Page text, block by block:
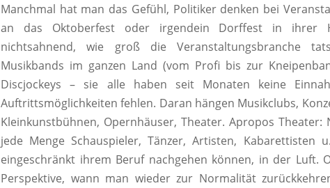
Manchmal hat man das Gefühl, Politiker denken bei
an das Oktoberfest oder irgendein Dorffest in ihrer
nichtsahnend, wie groß die Veranstaltungsbranche
Musikbands im ganzen Land (vom Profi bis zur
Discjockeys – sie alle haben seit Monaten keine
Auftrittsmöglichkeiten fehlen. Daran hängen Musikclubs,
Kleinkunstbühnen, Opernhäuser, Theater. Apropos Theater:
jede Menge Schauspieler, Tänzer, Artisten, Kabarettisten
eingeschränkt ihrem Beruf nachgehen können, in der Luft.
Perspektive, wann man wieder zur Normalität